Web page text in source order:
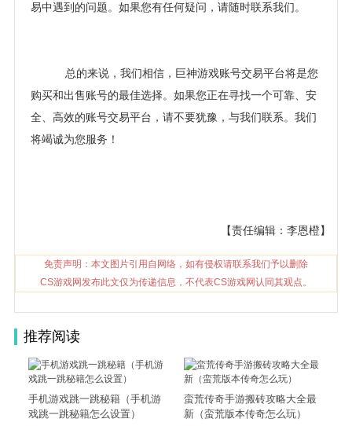
易中遇到的问题。如果您有任何疑问，请随时联系我们。
总的来说，我们相信，巨神游戏账号交易平台将是您
购买和出售账号的最佳选择。如果您正在寻找一个可靠、安
全、高效的账号交易平台，请不要犹豫，与我们联系。我们
将竭诚为您服务！
【责任编辑：李恩橙】
免责声明：本文图片引用自网络，如有侵权请联系我们予以删除
CS游戏网发布此文仅为传递信息，不代表CS游戏网认同其观点。
推荐阅读
手机游戏跳一跳秘籍（手机游
戏跳一跳秘籍怎么设置）
蛮荒传奇手游搬砖攻略大全最
新（蛮荒版本传奇怎么玩）